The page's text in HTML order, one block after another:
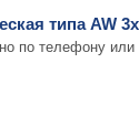
типа AW
по телефону или